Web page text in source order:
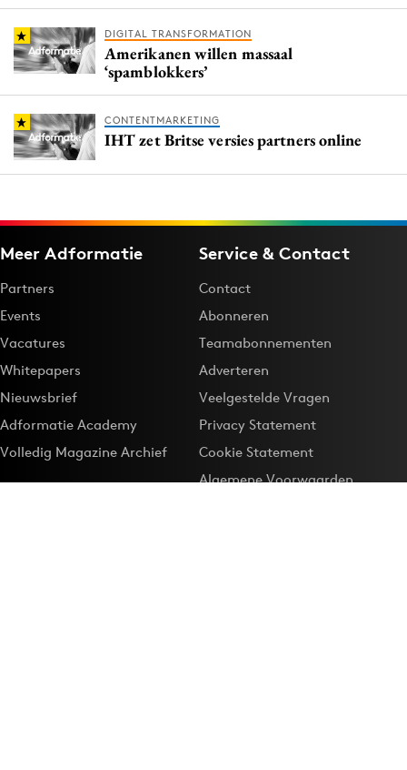
DIGITAL TRANSFORMATION
Amerikanen willen massaal
‘spamblokkers’
CONTENTMARKETING
IHT zet Britse versies partners online
Meer Adformatie
Partners
Events
Vacatures
Whitepapers
Nieuwsbrief
Adformatie Academy
Volledig Magazine Archief
Service & Contact
Contact
Abonneren
Teamabonnementen
Adverteren
Veelgestelde Vragen
Privacy Statement
Cookie Statement
Algemene Voorwaarden